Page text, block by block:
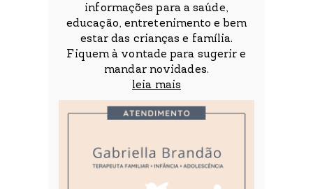
informações para a saúde,
educação, entretenimento e bem
estar das crianças e família.
Fiquem à vontade para sugerir e
mandar novidades.
leia mais